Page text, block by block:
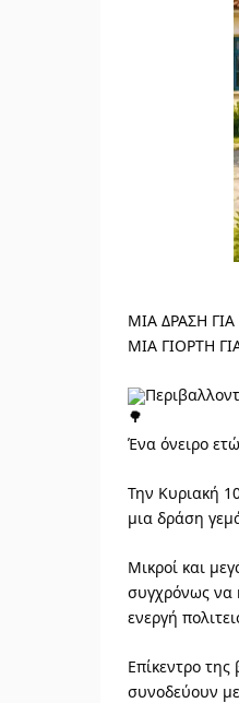
ΜΙΑ ΔΡΑΣΗ
ΜΙΑ ΓΙΟΡΤΗ
Ένα όνειρο
Την Κυριακή
μια δράση
Μικροί και
συγχρόνως να
ενεργή
Επίκεντρο
συνοδεύουν